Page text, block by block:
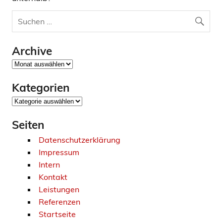
Archive
Archive
Kategorien
Kategorien
Seiten
Datenschutzerklärung
Impressum
Intern
Kontakt
Leistungen
Referenzen
Startseite